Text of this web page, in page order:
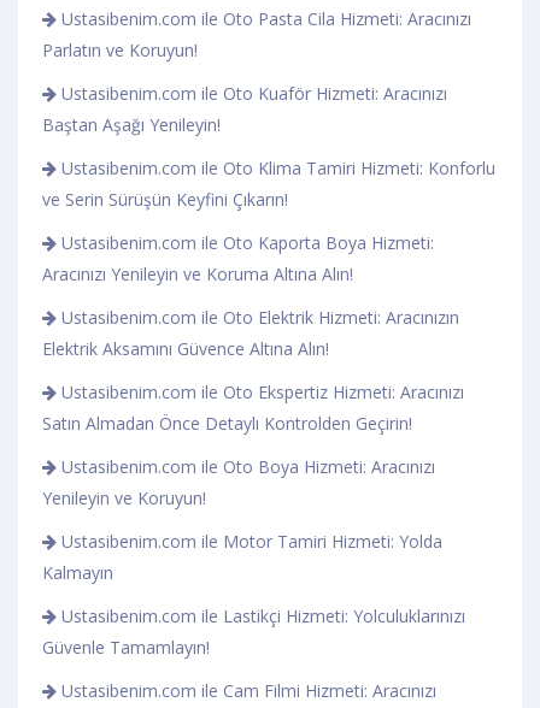
Ustasibenim.com ile Oto Pasta Cila Hizmeti: Aracınızı
Parlatın ve Koruyun!
Ustasibenim.com ile Oto Kuaför Hizmeti: Aracınızı
Baştan Aşağı Yenileyin!
Ustasibenim.com ile Oto Klima Tamiri Hizmeti: Konforlu
ve Serin Sürüşün Keyfini Çıkarın!
Ustasibenim.com ile Oto Kaporta Boya Hizmeti:
Aracınızı Yenileyin ve Koruma Altına Alın!
Ustasibenim.com ile Oto Elektrik Hizmeti: Aracınızın
Elektrik Aksamını Güvence Altına Alın!
Ustasibenim.com ile Oto Ekspertiz Hizmeti: Aracınızı
Satın Almadan Önce Detaylı Kontrolden Geçirin!
Ustasibenim.com ile Oto Boya Hizmeti: Aracınızı
Yenileyin ve Koruyun!
Ustasibenim.com ile Motor Tamiri Hizmeti: Yolda
Kalmayın
Ustasibenim.com ile Lastikçi Hizmeti: Yolculuklarınızı
Güvenle Tamamlayın!
Ustasibenim.com ile Cam Filmi Hizmeti: Aracınızı